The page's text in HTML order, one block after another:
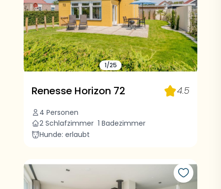
1/25
Renesse Horizon 72
4 Personen
2 Schlafzimmer 1 Badezimmer
Hunde: erlaubt
4.5